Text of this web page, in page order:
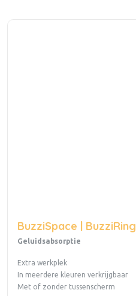
BuzziSpace | BuzziRing
Geluidsabsorptie
Extra werkplek
In meerdere kleuren verkrijgbaar
Met of zonder tussenscherm